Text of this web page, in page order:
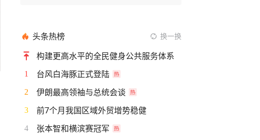
头条热榜 换一换
构建更高水平的全民健身公共服务体系
1 台风白海豚正式登陆
2 伊朗最高领袖与总统会谈
3 前7个月我国区域外贸增势稳健
4 张本智和横滨赛冠军